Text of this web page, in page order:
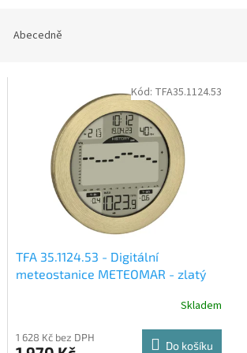
Abecedně
TFA 35.1124.53 - Digitální
meteostanice METEOMAR - zlatý
Skladem
1 628 Kč bez DPH
Do košíku
Kód: TFA35.1124.53